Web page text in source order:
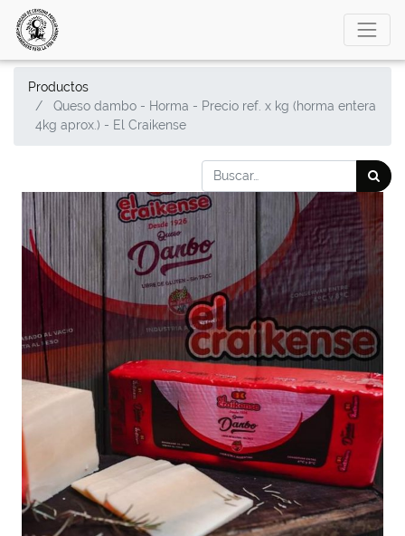
Productos
Queso dambo - Horma - Precio ref. x kg (horma entera
4kg aprox.) - El Craikense